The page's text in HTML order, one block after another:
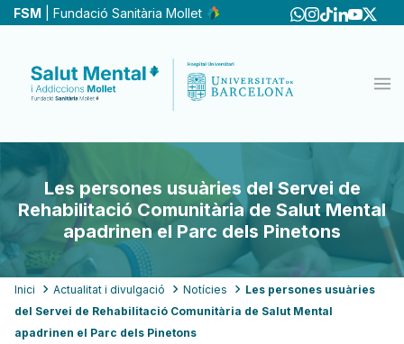
Vés
FSM | Fundació Sanitària Mollet
Les persones usuàries del Servei de
Rehabilitació Comunitària de Salut Mental
apadrinen el Parc dels Pinetons
Fil
d'ariadna
Inici Actualitat i divulgació Notícies
Les persones usuàries
del Servei de Rehabilitació Comunitària de Salut Mental
apadrinen el Parc dels Pinetons